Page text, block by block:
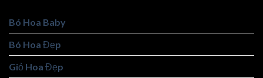
Bó Hoa Baby
Bó Hoa Đẹp
Giỏ Hoa Đẹp